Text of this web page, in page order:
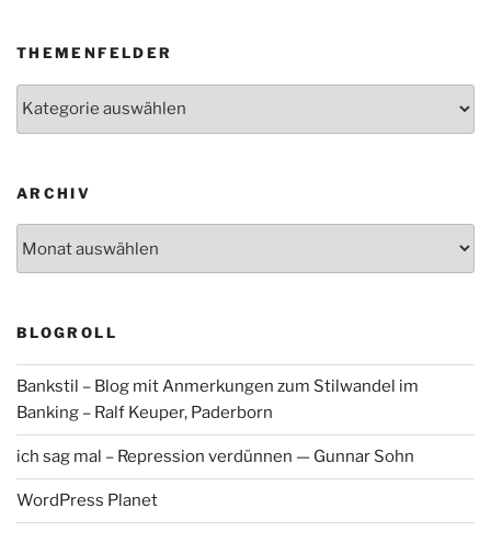
THEMENFELDER
ARCHIV
BLOGROLL
Bankstil – Blog mit Anmerkungen zum Stilwandel im
Banking – Ralf Keuper, Paderborn
ich sag mal – Repression verdünnen — Gunnar Sohn
WordPress Planet